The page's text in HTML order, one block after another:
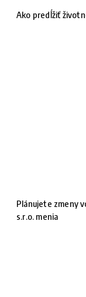
Ako predĺžiť
Plánujete zmeny
s.r.o. menia